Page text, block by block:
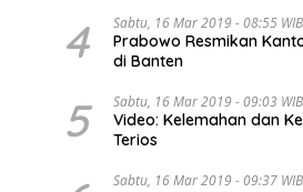
4 Sabtu, 16 Mar 2019 - 08:55 WIB
Prabowo Resmikan
di Banten
5 Sabtu, 16 Mar 2019 - 09:03 WIB
Video: Kelemahan dan
Terios
Sabtu, 16 Mar 2019 - 09:37 WIB